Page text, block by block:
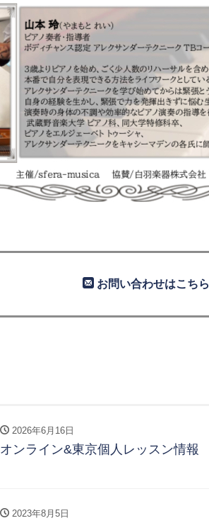
お問い合わせはこちら
2026年6月16日
オンライン&東京個人レッスン情報
2023年8月5日